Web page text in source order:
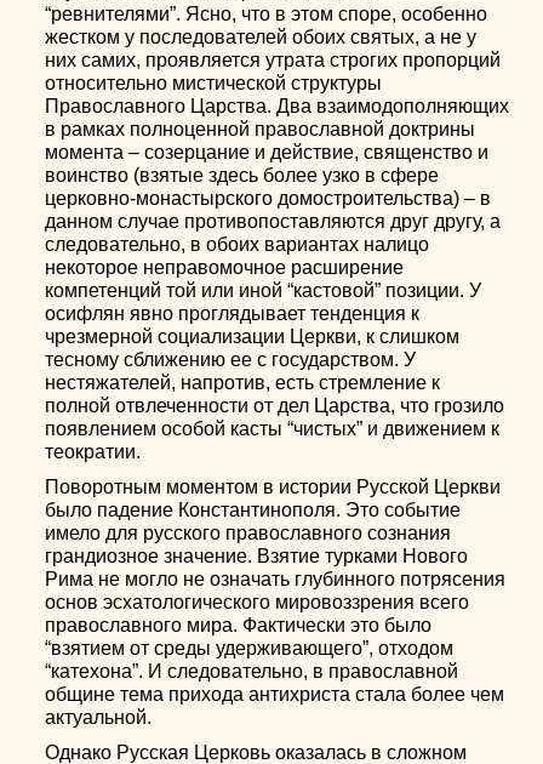
“ревнителями”. Ясно, что в этом споре, особенно
жестком у последователей обоих святых, а не у
них самих, проявляется утрата строгих пропорций
относительно мистической структуры
Православного Царства. Два взаимодополняющих
в рамках полноценной православной доктрины
момента – созерцание и действие, священство и
воинство (взятые здесь более узко в сфере
церковно-монастырского домостроительства) – в
данном случае противопоставляются друг другу, а
следовательно, в обоих вариантах налицо
некоторое неправомочное расширение
компетенций той или иной “кастовой” позиции. У
осифлян явно проглядывает тенденция к
чрезмерной социализации Церкви, к слишком
тесному сближению ее с государством. У
нестяжателей, напротив, есть стремление к
полной отвлеченности от дел Царства, что грозило
появлением особой касты “чистых” и движением к
теократии.
Поворотным моментом в истории Русской Церкви
было падение Константинополя. Это событие
имело для русского православного сознания
грандиозное значение. Взятие турками Нового
Рима не могло не означать глубинного потрясения
основ эсхатологического мировоззрения всего
православного мира. Фактически это было
“взятием от среды удерживающего”, отходом
“катехона”. И следовательно, в православной
общине тема прихода антихриста стала более чем
актуальной.
Однако Русская Церковь оказалась в сложном